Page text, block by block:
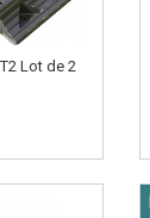
Lot de 2